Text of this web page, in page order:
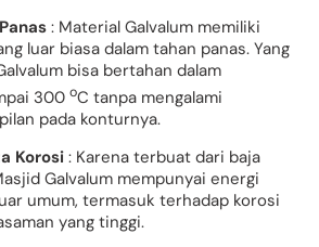
: Material Galvalum memiliki
luar biasa dalam tahan panas. Yang
bisa bertahan dalam
300oC tanpa mengalami
pada konturnya.
Korosi : Karena terbuat dari baja
Galvalum mempunyai energi
umum, termasuk terhadap korosi
yang tinggi.